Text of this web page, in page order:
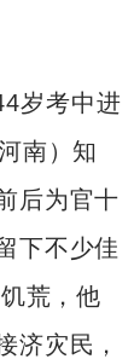
岁考中进
南）知
后为官十
下不少佳
荒，他
济灾民，